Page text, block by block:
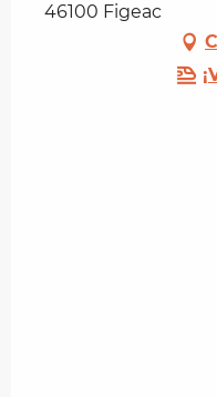
46100 Figeac